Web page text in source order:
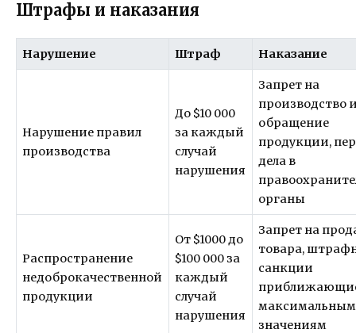
Штрафы и наказания
Нарушение Штраф Наказание
Нарушение правил
производства
До $10 000
за каждый
случай
нарушения
Запрет на
производство
обращение
продукции,
дела в
органы
Распространение
недоброкачественной
продукции
От $1000 до
$100 000 за
каждый
случай
нарушения
Запрет на
товара,
санкции
максимальным
значениям